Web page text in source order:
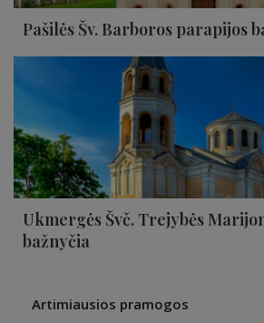
Pašilės Šv. Barboros parapijos
Ukmergės Švč. Trejybės
bažnyčia
Artimiausios pramogos